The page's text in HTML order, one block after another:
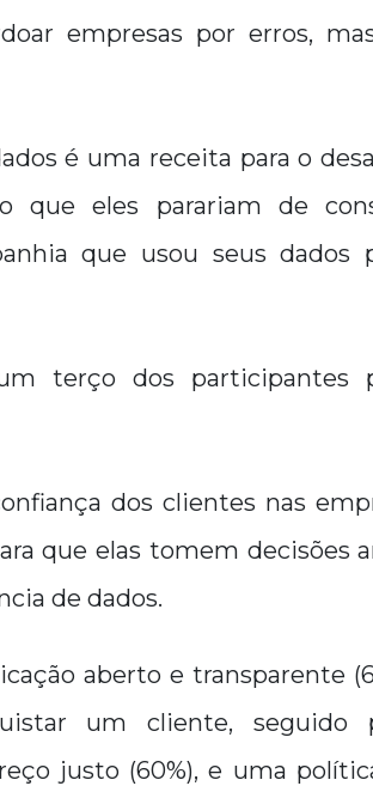
empresas por erros,
é uma receita para o
que eles parariam de
que usou seus dados
terço dos participantes
dos clientes nas
que elas tomem decisões
de dados.
aberto e transparente
um cliente, seguido
justo (60%), e uma